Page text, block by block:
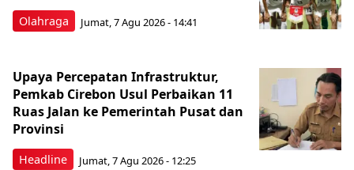
Olahraga Jumat, 7 Agu 2026 - 14:41
Headline
Upaya Percepatan Infrastruktur,
Pemkab Cirebon Usul Perbaikan 11
Ruas Jalan ke Pemerintah Pusat dan
Provinsi
Jumat, 7 Agu 2026 - 12:25